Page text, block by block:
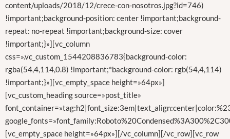
content/uploads/2018/12/crece-con-nosotros.jpg?id=746)
!important;background-position: center !important;background-
repeat: no-repeat !important;background-size: cover
!important;}»][vc_column
css=».vc_custom_1544208836783{background-color:
rgba(54,4,114,0.8) !important;*background-color: rgb(54,4,114)
!important;}»][vc_empty_space height=»64px»]
[vc_custom_heading source=»post_title»
[vc_empty_space height=»64px»][/vc_column][/vc_row][vc_row